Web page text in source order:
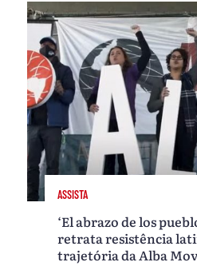
ASSISTA
‘El abrazo de los
retrata resistência
trajetória da Alba